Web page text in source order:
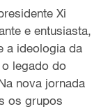
Xi
e entusiasta,
a ideologia da
legado do
nova jornada
os grupos